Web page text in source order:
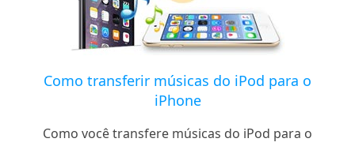
Como transferir músicas do iPod para o
iPhone
Como você transfere músicas do iPod para o